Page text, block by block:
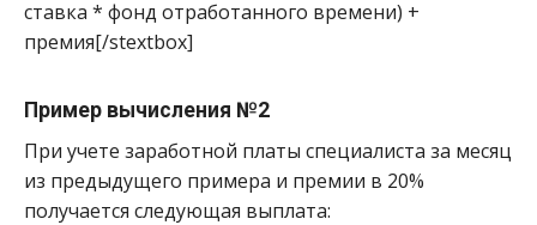
ставка * фонд отработанного времени) +
премия[/stextbox]
Пример вычисления №2
При учете заработной платы специалиста за месяц
из предыдущего примера и премии в 20%
получается следующая выплата: